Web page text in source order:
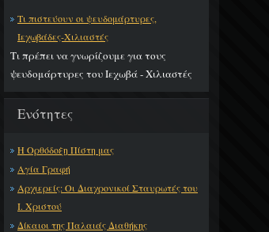
Τι πιστεύουν οι ψευδομάρτυρες,
Ιεχωβάδες-Χιλιαστές
Τι πρέπει να γνωρίζουμε για τους
ψευδομάρτυρες του Ιεχωβά - Χιλιαστές
Ενότητες
H Ορθόδοξη Πίστη μας
Αγία Γραφή
Αρχιερείς: Οι Διαχρονικοί Σταυρωτές του
Ι. Χριστού
Δίκαιοι της Παλαιάς Διαθήκης